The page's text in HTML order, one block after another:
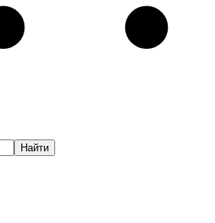
Найти